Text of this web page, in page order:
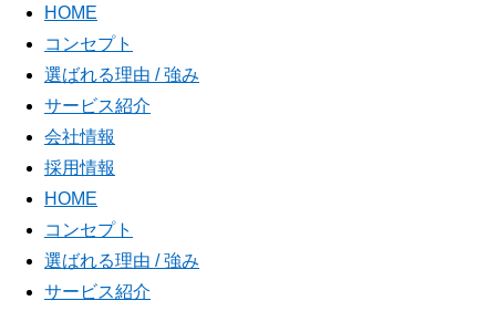
HOME
コンセプト
選ばれる理由 / 強み
サービス紹介
会社情報
採用情報
HOME
コンセプト
選ばれる理由 / 強み
サービス紹介